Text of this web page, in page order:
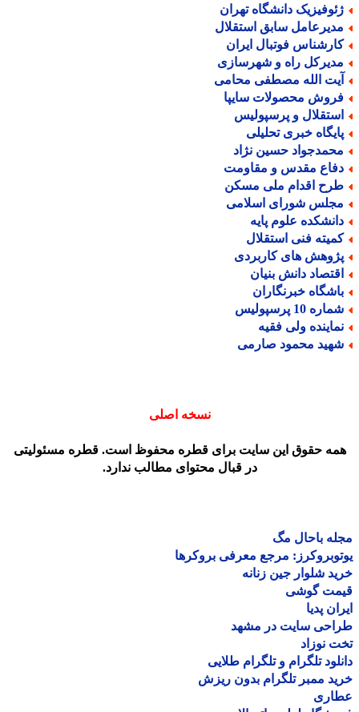
دانشگاه تهران
سابق استقلال
فوتبال ایران
راه و شهرسازی
الله مصطفی محامی
محصولات سایپا
و پرسپولیس
خبری تحلیلی
حسین نژاد
مقدس و مقاومت
اقدام ملی مسکن
شورای اسلامی
علوم پایه
فنی استقلال
های کاربردی
دانش بنیان
خبرنگاران
10 پرسپولیس
ولی فقیه
محمود صارمی
نسخه اصلی
حقوق این سایت برای قطره محفوظ است. قطره مسئولیتی
در قبال محتوای مطالب ندارد.
باحال مگ
مرجع معرفی بروکرها
شلوار جین زنانه
گوشی
پدیا
سایت در مشهد
نوزاد
تلگرام و تلگرام طلایی
ممبر تلگرام بدون ریزش